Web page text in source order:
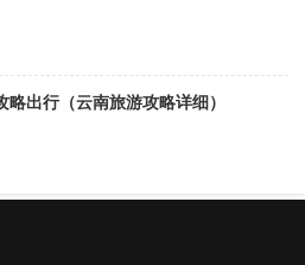
略出行（云南旅游攻略详细）